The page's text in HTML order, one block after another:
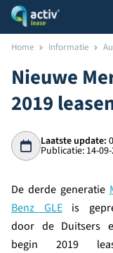
Home Informatie
Nieuwe
2019
Laatste update:
Publicatie: 14-
De derde generatie
Benz GLEis
door de Duitsers
begin 2019